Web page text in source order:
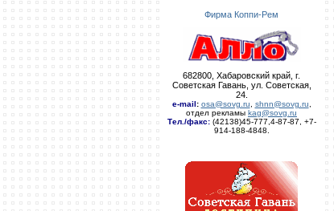
Фирма Коппи-Рем
682800, Хабаровский край, г.
Советская Гавань, ул. Советская,
24.
e-mail: osa@sovg.ru shnn@sovg.ru
отдел рекламы kag@sovg.ru
Тел./факс:(42138)45-777,4-87-87, +7-
914-188-4848.